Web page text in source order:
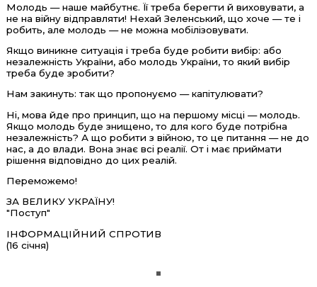
Молодь — наше майбутнє. Її треба берегти й виховувати, а
не на війну відправляти! Нехай Зеленський, що хоче — те і
робить, але молодь — не можна мобілізовувати.
Якщо виникне ситуація і треба буде робити вибір: або
незалежність України, або молодь України, то який вибір
треба буде зробити?
Нам закинуть: так що пропонуємо — капітулювати?
Ні, мова йде про принцип, що на першому місці — молодь.
Якщо молодь буде знищено, то для кого буде потрібна
незалежність? А що робити з війною, то це питання — не до
нас, а до влади. Вона знає всі реалії. От і має приймати
рішення відповідно до цих реалій.
Переможемо!
ЗА ВЕЛИКУ УКРАЇНУ!
"Поступ"
ІНФОРМАЦІЙНИЙ СПРОТИВ
(16 січня)